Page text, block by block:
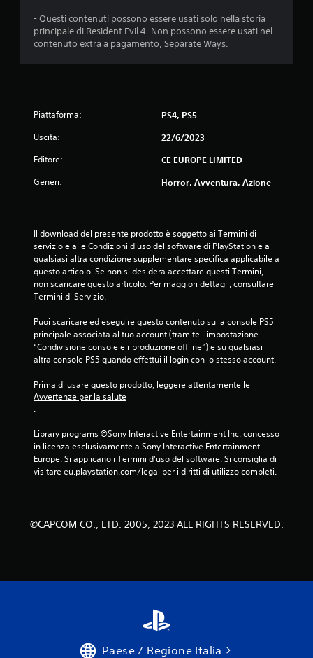
- Questi contenuti possono essere usati solo nella storia
principale di Resident Evil 4. Non possono essere usati nel
contenuto extra a pagamento, Separate Ways.
Piattaforma: PS4, PS5
Uscita: 22/6/2023
Editore: CE EUROPE LIMITED
Generi: Horror, Avventura, Azione
Il download del presente prodotto è soggetto ai Termini di
servizio e alle Condizioni d'uso del software di PlayStation e a
qualsiasi altra condizione supplementare specifica applicabile a
questo articolo. Se non si desidera accettare questi Termini,
non scaricare questo articolo. Per maggiori dettagli, consultare i
Termini di Servizio.
Puoi scaricare ed eseguire questo contenuto sulla console PS5
principale associata al tuo account (tramite l'impostazione
“Condivisione console e riproduzione offline”) e su qualsiasi
altra console PS5 quando effettui il login con lo stesso account.
Prima di usare questo prodotto, leggere attentamente le
Avvertenze per la salute
.
Library programs ©Sony Interactive Entertainment Inc. concesso
in licenza esclusivamente a Sony Interactive Entertainment
Europe. Si applicano i Termini d'uso del software. Si consiglia di
visitare eu.playstation.com/legal per i diritti di utilizzo completi.
©CAPCOM CO., LTD. 2005, 2023 ALL RIGHTS RESERVED.
Paese / Regione Italia